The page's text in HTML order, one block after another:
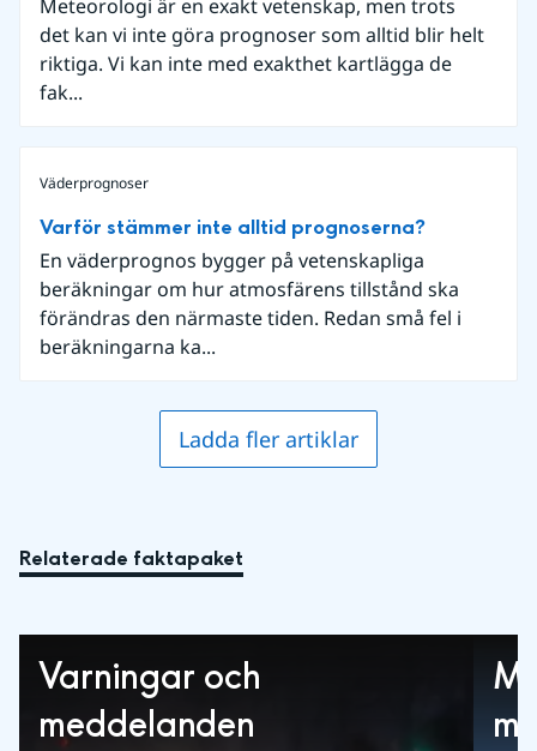
Meteorologi är en exakt vetenskap, men trots
det kan vi inte göra prognoser som alltid blir helt
riktiga. Vi kan inte med exakthet kartlägga de
fak...
Väderprognoser
Varför stämmer inte alltid prognoserna?
En väderprognos bygger på vetenskapliga
beräkningar om hur atmosfärens tillstånd ska
förändras den närmaste tiden. Redan små fel i
beräkningarna ka...
Ladda fler artiklar
Relaterade faktapaket
Varningar och
meddelanden